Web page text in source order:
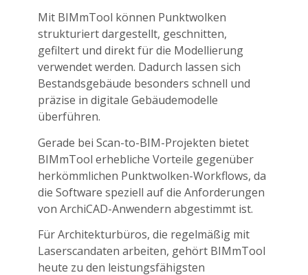
Mit BIMmTool können Punktwolken
strukturiert dargestellt, geschnitten,
gefiltert und direkt für die Modellierung
verwendet werden. Dadurch lassen sich
Bestandsgebäude besonders schnell und
präzise in digitale Gebäudemodelle
überführen.
Gerade bei Scan-to-BIM-Projekten bietet
BIMmTool erhebliche Vorteile gegenüber
herkömmlichen Punktwolken-Workflows, da
die Software speziell auf die Anforderungen
von ArchiCAD-Anwendern abgestimmt ist.
Für Architekturbüros, die regelmäßig mit
Laserscandaten arbeiten, gehört BIMmTool
heute zu den leistungsfähigsten